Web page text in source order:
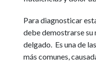
Para diagnosticar
debe demostrarse su
delgado. Es una de
más comunes,